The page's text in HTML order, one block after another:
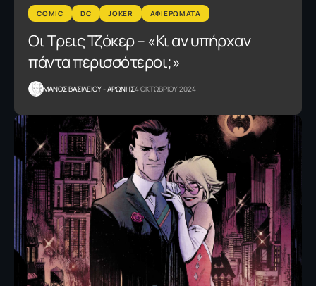
COMIC DC JOKER ΑΦΙΕΡΩΜΑΤΑ
Οι Τρεις Τζόκερ – «Κι αν υπήρχαν
πάντα περισσότεροι;»
ΜΑΝΟΣ ΒΑΣΙΛΕΙΟΥ - ΑΡΩΝΗΣ4 ΟΚΤΩΒΡΙΟΥ 2024